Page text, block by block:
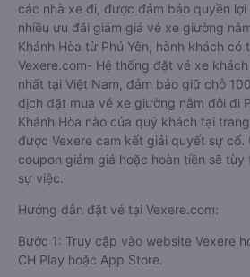
các nhà xe đi, được đảm bảo quyền
nhiều ưu đãi giảm giá vé xe giường
Khánh Hòa từ Phú Yên, hành khách
Vexere.com- Hệ thống đặt vé xe
nhất tại Việt Nam, đảm bảo giữ chỗ
dịch đặt mua vé xe giường nằm đôi đi
Khánh Hòa nào của quý khách tại
được Vexere cam kết giải quyết sự cố.
coupon giảm giá hoặc hoàn tiền sẽ
sự việc.
Hướng dẫn đặt vé tại Vexere.com:
Bước 1: Truy cập vào website Vexere
CH Play hoặc App Store.